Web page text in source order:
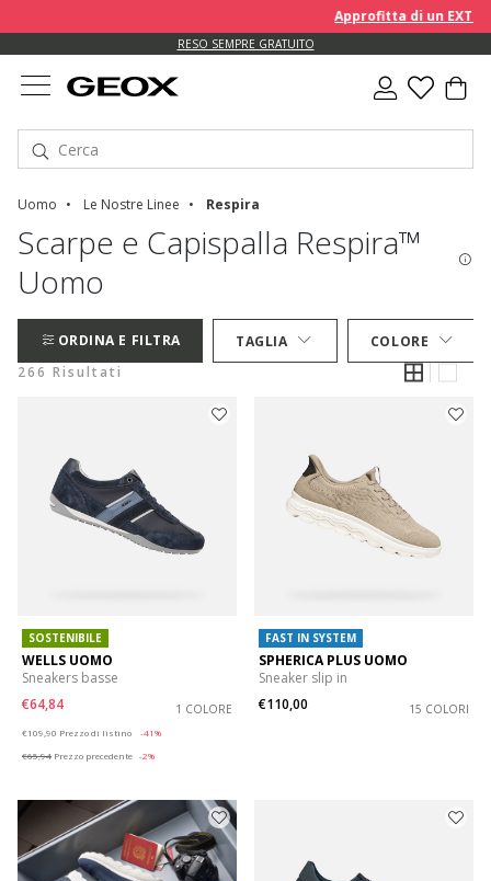
Approfitta di un EXTRA
RESO SEMPRE GRATUITO
Uomo Le Nostre Linee Respira
Scarpe e Capispalla Respira™
Uomo
ORDINA E FILTRA TAGLIA
COLORE
266 Risultati
SOSTENIBILE
WELLS UOMO
Sneakers basse
€64,84
1 COLORE
€109,90 Prezzo di listino
-41%
€65,94 Prezzo precedente -2%
FAST IN SYSTEM
SPHERICA PLUS UOMO
Sneaker slip in
€110,00
15 COLORI